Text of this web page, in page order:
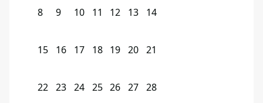
8 9 10 11 12 13 14
15 16 17 18 19 20 21
22 23 24 25 26 27 28